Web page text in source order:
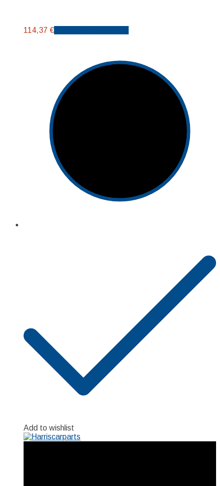
114,37 €
Add to wishlist